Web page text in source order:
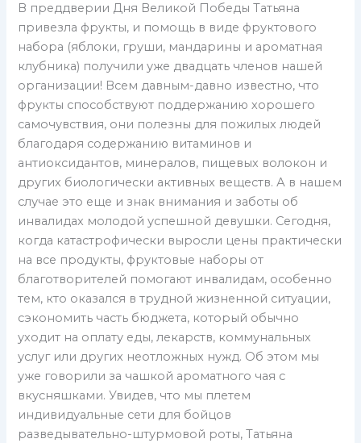
В преддверии Дня Великой Победы Татьяна
привезла фрукты, и помощь в виде фруктового
набора (яблоки, груши, мандарины и ароматная
клубника) получили уже двадцать членов нашей
организации! Всем давным-давно известно, что
фрукты способствуют поддержанию хорошего
самочувствия, они полезны для пожилых людей
благодаря содержанию витаминов и
антиоксидантов, минералов, пищевых волокон и
других биологически активных веществ. А в нашем
случае это еще и знак внимания и заботы об
инвалидах молодой успешной девушки. Сегодня,
когда катастрофически выросли цены практически
на все продукты, фруктовые наборы от
благотворителей помогают инвалидам, особенно
тем, кто оказался в трудной жизненной ситуации,
сэкономить часть бюджета, который обычно
уходит на оплату еды, лекарств, коммунальных
услуг или других неотложных нужд. Об этом мы
уже говорили за чашкой ароматного чая с
вкусняшками. Увидев, что мы плетем
индивидуальные сети для бойцов
разведывательно-штурмовой роты, Татьяна